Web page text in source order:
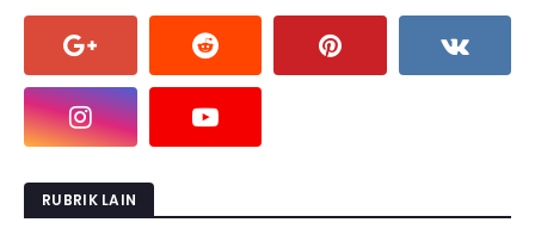
RUBRIK LAIN